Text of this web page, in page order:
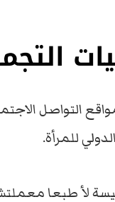
التواصل
للمرأة.
لأ طبعا